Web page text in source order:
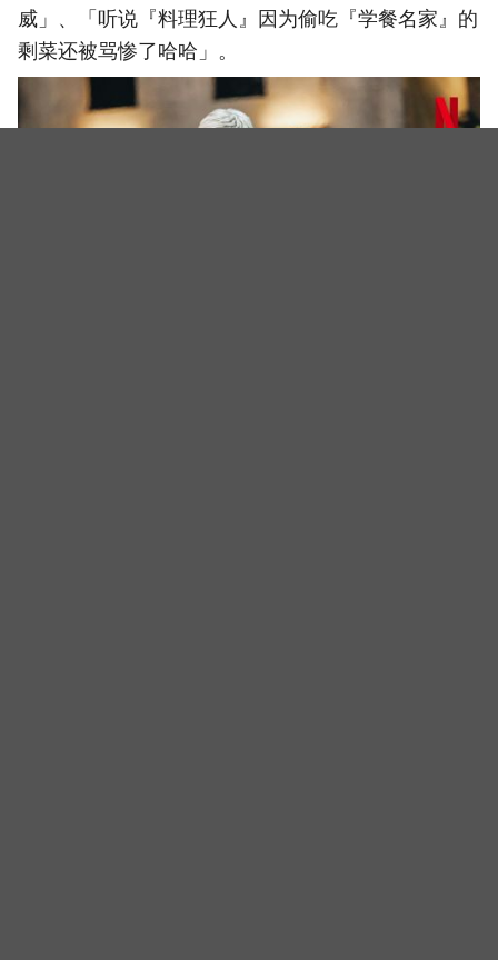
威」、「听说『料理狂人』因为偷吃『学餐名家』的
剩菜还被骂惨了哈哈」。